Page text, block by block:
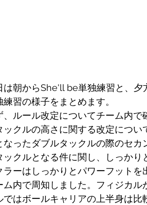
は朝からShe'll be単独練習と、
練習の様子をまとめます。
、ルール改定についてチーム内
ックルの高さに関する改定につ
なったダブルタックルの際のセ
ックルとなる件に関し、しっか
ラーはしっかりとパワーフット
ム内で周知しました。フィジカ
ではボールキャリアの上半身は